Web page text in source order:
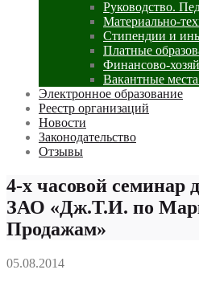
Руководство.
Материально-
Стипендии и
Платные
Финансово-
Вакантные
Электронное образование
Реестр организаций
Новости
Законодательство
Отзывы
4-х часовой семинар
ЗАО «Дж.Т.И. по
Продажам»
05.08.2014